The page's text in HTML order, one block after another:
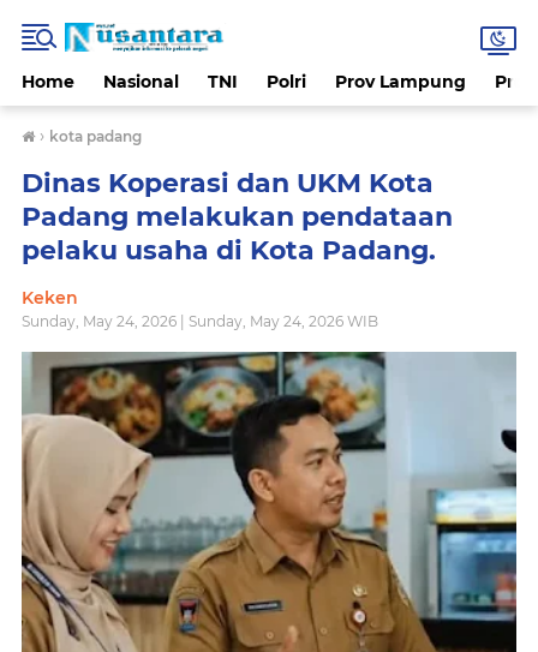
Home Nasional TNI Polri Prov Lampung
› kota padang
Dinas Koperasi dan UKM Kota
Padang melakukan pendataan
pelaku usaha di Kota Padang.
Keken
Sunday, May 24, 2026 | Sunday, May 24, 2026 WIB